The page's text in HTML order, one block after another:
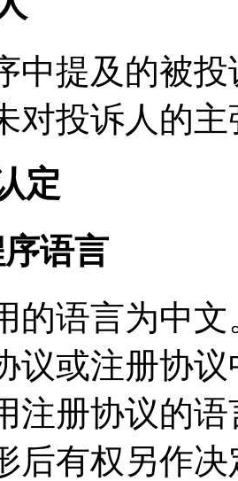
中提及的被
对投诉人的
定
语言
的语言为中
议或注册协
注册协议的
后有权另作决